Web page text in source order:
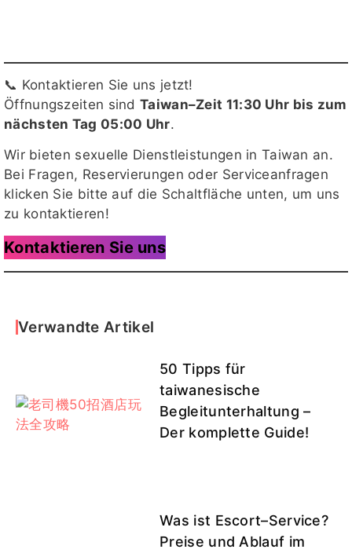
📞 Kontaktieren Sie uns jetzt!
Öffnungszeiten sind Taiwan–Zeit 11:30 Uhr bis zum
nächsten Tag 05:00 Uhr.
Wir bieten sexuelle Dienstleistungen in Taiwan an.
Bei Fragen, Reservierungen oder Serviceanfragen
klicken Sie bitte auf die Schaltfläche unten, um uns
zu kontaktieren!
Kontaktieren Sie uns
Verwandte Artikel
50 Tipps für
taiwanesische
Begleitunterhaltung –
Der komplette Guide!
Was ist Escort–Service?
Preise und Ablauf im